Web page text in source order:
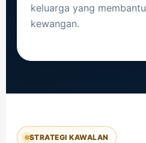
keluarga yang membantu
kewangan.
STRATEGI KAWALAN